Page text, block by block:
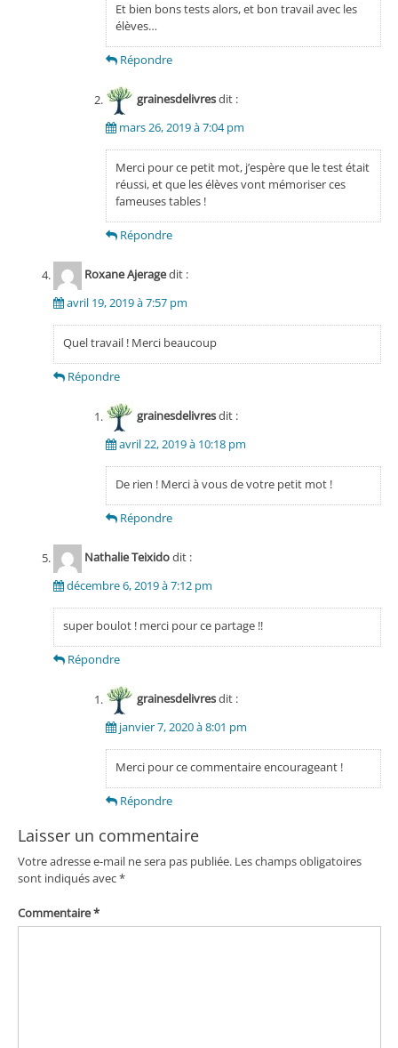
Et bien bons tests alors, et bon travail avec les
élèves…
Répondre
grainesdelivresdit :
mars 26, 2019 à 7:04 pm
Merci pour ce petit mot, j’espère que le test était
réussi, et que les élèves vont mémoriser ces
fameuses tables !
Répondre
Roxane Ajeragedit :
avril 19, 2019 à 7:57 pm
Quel travail ! Merci beaucoup
Répondre
grainesdelivresdit :
avril 22, 2019 à 10:18 pm
De rien ! Merci à vous de votre petit mot !
Répondre
Nathalie Teixidodit :
décembre 6, 2019 à 7:12 pm
super boulot ! merci pour ce partage !!
Répondre
grainesdelivresdit :
janvier 7, 2020 à 8:01 pm
Merci pour ce commentaire encourageant !
Répondre
Laisser un commentaire
Votre adresse e-mail ne sera pas publiée. Les champs obligatoires
sont indiqués avec*
Commentaire*